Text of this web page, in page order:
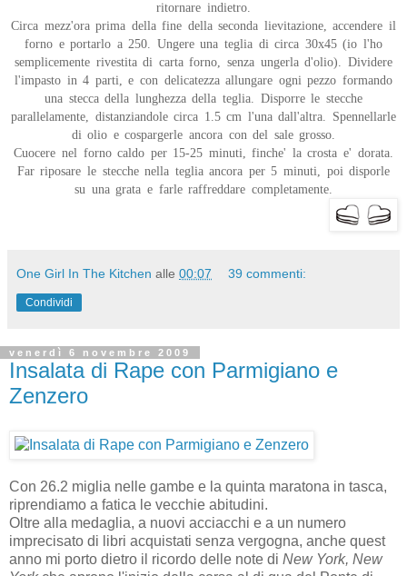
ritornare indietro.
Circa mezz'ora prima della fine della seconda lievitazione, accendere il
forno e portarlo a 250. Ungere una teglia di circa 30x45 (io l'ho
semplicemente rivestita di carta forno, senza ungerla d'olio). Dividere
l'impasto in 4 parti, e con delicatezza allungare ogni pezzo formando
una stecca della lunghezza della teglia. Disporre le stecche
parallelamente, distanziandole circa 1.5 cm l'una dall'altra. Spennellarle
di olio e cospargerle ancora con del sale grosso.
Cuocere nel forno caldo per 15-25 minuti, finche' la crosta e' dorata.
Far riposare le stecche nella teglia ancora per 5 minuti, poi disporle
su una grata e farle raffreddare completamente.
One Girl In The Kitchen alle 00:07 39 commenti:
Condividi
venerdì 6 novembre 2009
Insalata di Rape con Parmigiano e
Zenzero
Con 26.2 miglia nelle gambe e la quinta maratona in tasca,
riprendiamo a fatica le vecchie abitudini.
Oltre alla medaglia, a nuovi acciacchi e a un numero
imprecisato di libri acquistati senza vergogna, anche quest
anno mi porto dietro il ricordo delle note di New York, New